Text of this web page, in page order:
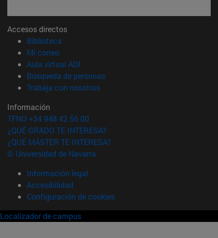
Accesos directos
Biblioteca
Mi correo(abre en nueva ventana)
Aula virtual ADI
Búsqueda de personas(abre en nueva ventana)
Trabaja con nosotros(abre en nueva ventana)
Información
TFNO +34 948 42 56 00
¿QUÉ GRADO TE INTERESA?
¿QUÉ MÁSTER TE INTERESA?
© Universidad de Navarra
Información legal
Accesibilidad
Configuración de cookies
Localizador de campus